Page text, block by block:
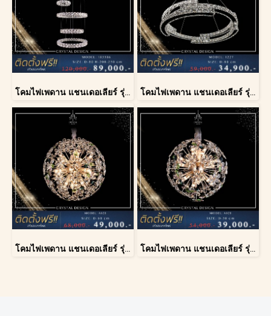
โคมไฟเพดาน แชนเดอเลียร์ รุ่น 183586 โคมไฟเพดาน แชนเดอเลียร์ รุ่น 1227
โคมไฟเพดาน แชนเดอเลียร์ รุ่น A028-D60 โคมไฟเพดาน แชนเดอเลียร์ รุ่น A028-D40